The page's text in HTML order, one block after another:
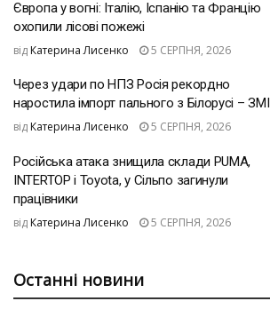
Європа у вогні: Італію, Іспанію та Францію
охопили лісові пожежі
від Катерина Лисенко 5 СЕРПНЯ, 2026
Через удари по НПЗ Росія рекордно
наростила імпорт пального з Білорусі – ЗМІ
від Катерина Лисенко 5 СЕРПНЯ, 2026
Російська атака знищила склади PUMA,
INTERTOP і Toyota, у Сільпо загинули
працівники
від Катерина Лисенко 5 СЕРПНЯ, 2026
Останні новини